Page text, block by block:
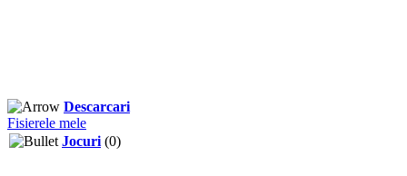
Descarcari
Fisierele mele
Jocuri (0)